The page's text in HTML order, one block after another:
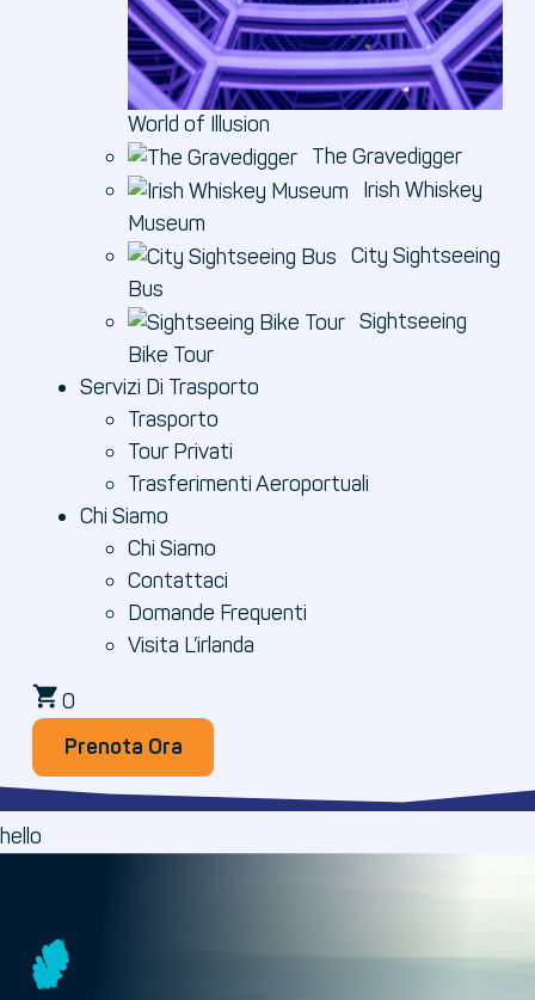
World of Illusion
The Gravedigger
Irish Whiskey
Museum
City Sightseeing
Bus
Sightseeing
Bike Tour
Servizi Di Trasporto
Trasporto
Tour Privati
Trasferimenti Aeroportuali
Chi Siamo
Chi Siamo
Contattaci
Domande Frequenti
Visita L’irlanda
0
Prenota Ora
Prenota Ora
hello